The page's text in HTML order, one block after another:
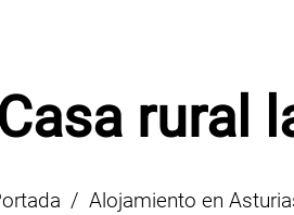
Casa rural
Alojamiento en